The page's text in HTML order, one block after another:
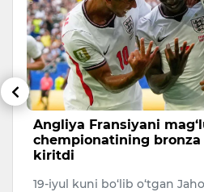
Angliya Fransiyani
chempionatining bronza
kiritdi
19-iyul kuni bo‘lib o‘tgan